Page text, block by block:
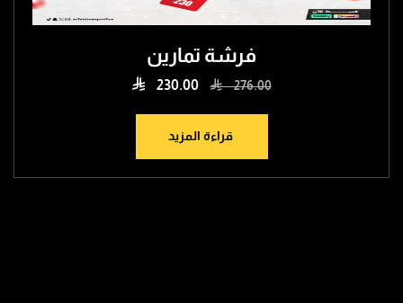
فرشة تمارين
276.00
 230.00
قراءة المزيد